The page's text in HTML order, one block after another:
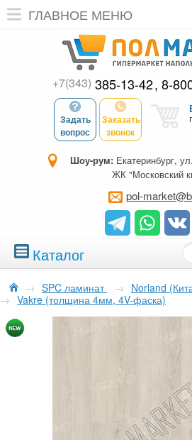
ГЛАВНОЕ МЕНЮ
+7(343) 385-13-42 8-
Задать
вопрос
Заказать
звонок
Шоу-рум: Екатеринбург,
ЖК "Московский
pol-
Каталог
→ SPC ламинат → Norland
→ Vakre (толщина 4мм, 4V-фаска)